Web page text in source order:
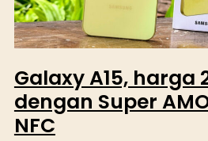
Galaxy A15, harga
dengan Super
NFC